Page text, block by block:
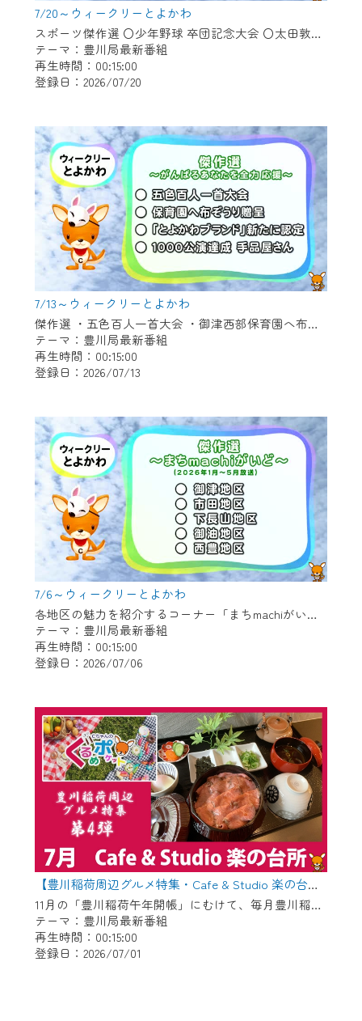
7/20～ウィークリーとよかわ
スポーツ傑作選 〇少年野球 卒団記念大会 〇太田敦也さん スポーツ特別功労賞 〇豊川市の小学生 サッカー世界一 〇豊川工科 スマートフェンシング
テーマ：豊川局最新番組
再生時間：00:15:00
登録日：2026/07/20
7/13～ウィークリーとよかわ
傑作選 ・五色百人一首大会 ・御津西部保育園へ布ぞうり贈呈 ・「とよかわブランド」新たに認定 ・1000公演達成 新豊町の手品屋さん
テーマ：豊川局最新番組
再生時間：00:15:00
登録日：2026/07/13
7/6～ウィークリーとよかわ
各地区の魅力を紹介するコーナー「まちmachiがいど」傑作選 〇御津地区 〇市田地区 〇下長山地区 〇御油地区 〇豊地区
テーマ：豊川局最新番組
再生時間：00:15:00
登録日：2026/07/06
【豊川稲荷周辺グルメ特集・Cafe & Studio 楽の台所】Cちゃんのぐるめポケット
11月の「豊川稲荷午年開帳」にむけて、毎月豊川稲荷周辺のグルメを紹介します！ 今回は昨年6月にオープンした管理栄養士がプロデュースするお店「Cafe & Studio 楽の台所」です。
テーマ：豊川局最新番組
再生時間：00:15:00
登録日：2026/07/01